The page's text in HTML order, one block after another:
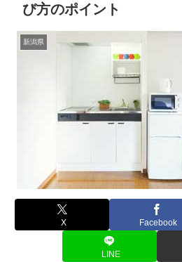
び方のポイント
新潟県
X Facebook
LINE